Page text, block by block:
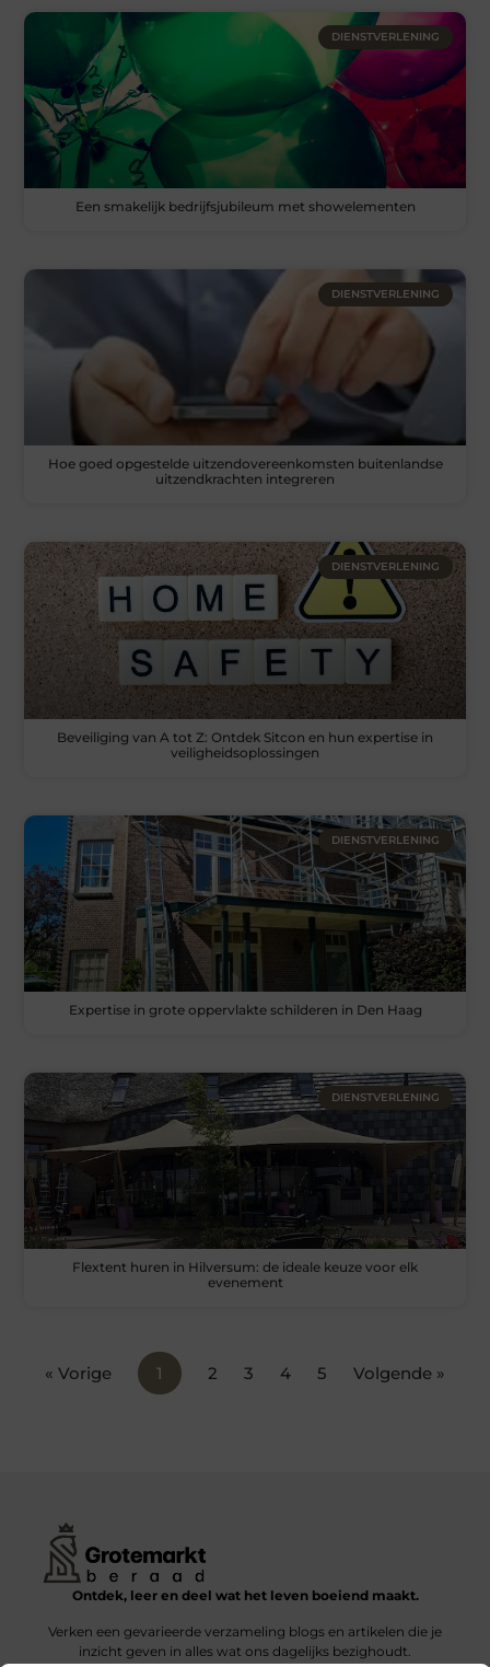
DIENSTVERLENING
Een smakelijk bedrijfsjubileum met showelementen
DIENSTVERLENING
Hoe goed opgestelde uitzendovereenkomsten buitenlandse
uitzendkrachten integreren
DIENSTVERLENING
Beveiliging van A tot Z: Ontdek Sitcon en hun expertise in
veiligheidsoplossingen
DIENSTVERLENING
Expertise in grote oppervlakte schilderen in Den Haag
DIENSTVERLENING
Flextent huren in Hilversum: de ideale keuze voor elk
evenement
« Vorige 1 2 3 4 5 Volgende »
Ontdek, leer en deel wat het leven boeiend maakt.
Verken een gevarieerde verzameling blogs en artikelen die je
inzicht geven in alles wat ons dagelijks bezighoudt.